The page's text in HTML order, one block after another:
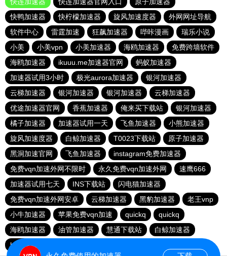
快连加速器
快连加速器官网入口
原子加速器
快鸭加速器
快柠檬加速器 旋风加速度器
外网网址导航
软件中心
雷霆加速 狂飙加速器 哔咔漫画
瑞乐小说
小美
小美vpn 小美加速器 海鸥加速器
免费跨墙软件
海鸥加速器
ikuuu.me加速器官网
蚂蚁加速器
加速器试用3小时
极光aurora加速器
银河加速器
云梯加速器
银河加速器 银河加速器
云梯加速器
优途加速器官网
香蕉加速器 俺来买下载站
银河加速器
橘子加速器
加速器试用一天 飞鱼加速器
小熊加速器
旋风加速度器
白鲸加速器 T0023下载站
原子加速器
黑洞加速官网
飞鱼加速器
instagram免费加速器
免费vqn加速外网不限时
永久免费vqn加速外网
速鹰666
加速器试用七天
INS下载站
闪电猫加速器
免费vqn加速外网安卓
云梯加速器 黑豹加速器
老王vnp
小牛加速器
苹果免费vqn加速 quickq
quickq
海鸥加速器
油管加速器 慧通下载站
白鲸加速器
hammer加速器